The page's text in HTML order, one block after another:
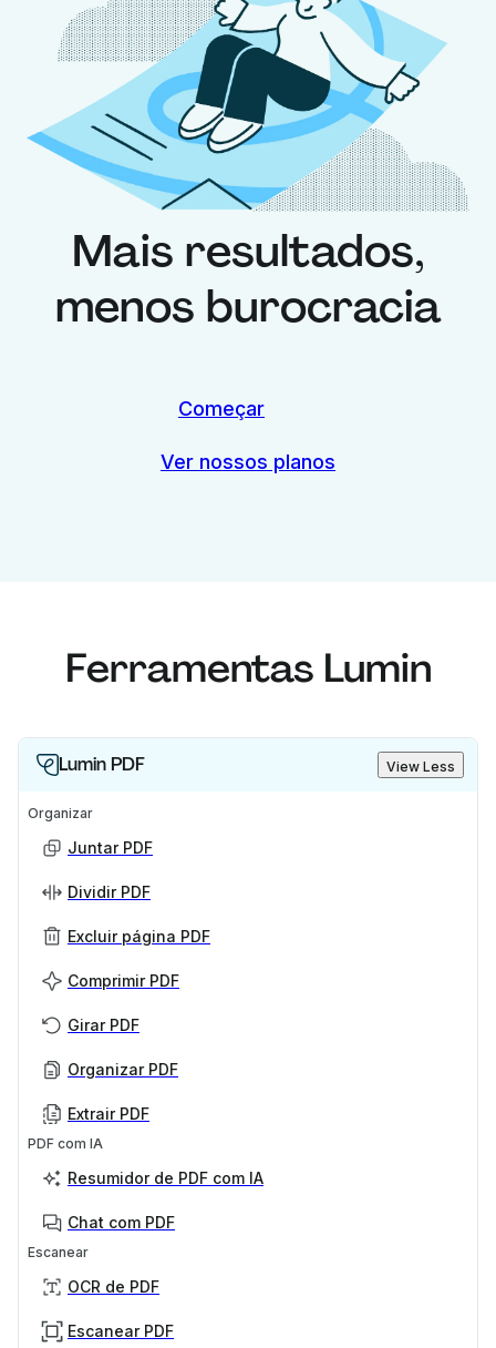
Mais resultados,
menos burocracia
Começar
Ver nossos planos
Ferramentas Lumin
Lumin PDF View Less
Organizar
Juntar PDF
Dividir PDF
Excluir página PDF
Comprimir PDF
Girar PDF
Organizar PDF
Extrair PDF
PDF com IA
Resumidor de PDF com IA
Chat com PDF
Escanear
OCR de PDF
Escanear PDF